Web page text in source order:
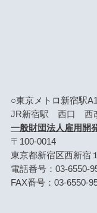
○東京メトロ新宿駅
JR新宿駅 西口 西
一般財団法人雇用開
〒100-0014
東京都新宿区西新宿
電話番号：03-6550-
FAX番号：03-6550-